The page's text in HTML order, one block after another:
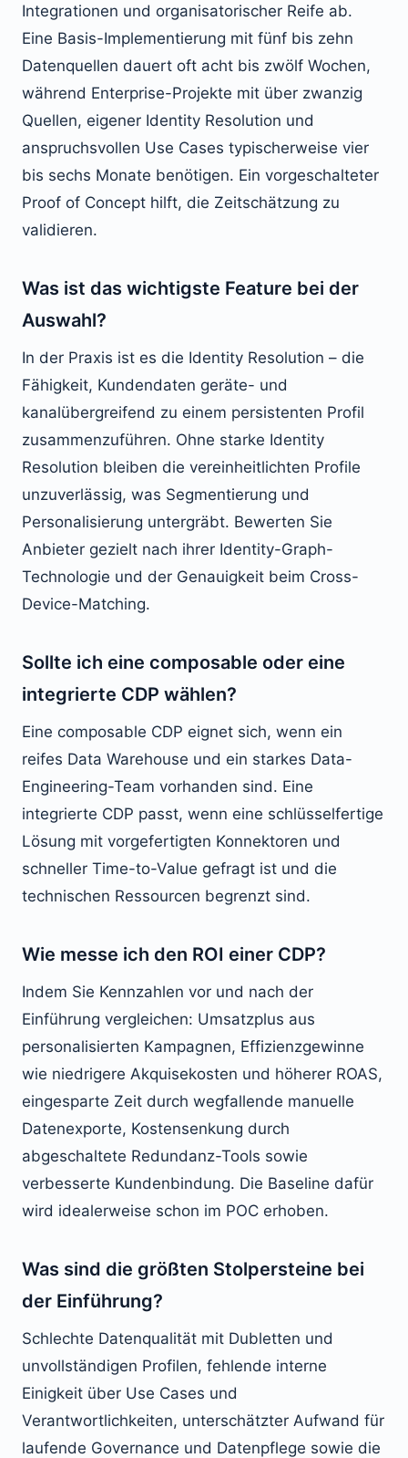
Integrationen und organisatorischer Reife ab.
Eine Basis-Implementierung mit fünf bis zehn
Datenquellen dauert oft acht bis zwölf Wochen,
während Enterprise-Projekte mit über zwanzig
Quellen, eigener Identity Resolution und
anspruchsvollen Use Cases typischerweise vier
bis sechs Monate benötigen. Ein vorgeschalteter
Proof of Concept hilft, die Zeitschätzung zu
validieren.
Was ist das wichtigste Feature bei der
Auswahl?
In der Praxis ist es die Identity Resolution – die
Fähigkeit, Kundendaten geräte- und
kanalübergreifend zu einem persistenten Profil
zusammenzuführen. Ohne starke Identity
Resolution bleiben die vereinheitlichten Profile
unzuverlässig, was Segmentierung und
Personalisierung untergräbt. Bewerten Sie
Anbieter gezielt nach ihrer Identity-Graph-
Technologie und der Genauigkeit beim Cross-
Device-Matching.
Sollte ich eine composable oder eine
integrierte CDP wählen?
Eine composable CDP eignet sich, wenn ein
reifes Data Warehouse und ein starkes Data-
Engineering-Team vorhanden sind. Eine
integrierte CDP passt, wenn eine schlüsselfertige
Lösung mit vorgefertigten Konnektoren und
schneller Time-to-Value gefragt ist und die
technischen Ressourcen begrenzt sind.
Wie messe ich den ROI einer CDP?
Indem Sie Kennzahlen vor und nach der
Einführung vergleichen: Umsatzplus aus
personalisierten Kampagnen, Effizienzgewinne
wie niedrigere Akquisekosten und höherer ROAS,
eingesparte Zeit durch wegfallende manuelle
Datenexporte, Kostensenkung durch
abgeschaltete Redundanz-Tools sowie
verbesserte Kundenbindung. Die Baseline dafür
wird idealerweise schon im POC erhoben.
Was sind die größten Stolpersteine bei
der Einführung?
Schlechte Datenqualität mit Dubletten und
unvollständigen Profilen, fehlende interne
Einigkeit über Use Cases und
Verantwortlichkeiten, unterschätzter Aufwand für
laufende Governance und Datenpflege sowie die